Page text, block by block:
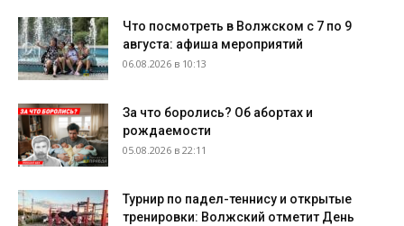
Что посмотреть в Волжском с 7 по 9
августа: афиша мероприятий
06.08.2026 в 10:13
За что боролись? Об абортах и
рождаемости
05.08.2026 в 22:11
Турнир по падел-теннису и открытые
тренировки: Волжский отметит День